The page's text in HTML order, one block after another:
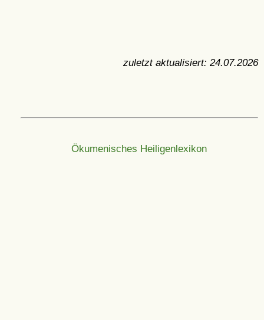
zuletzt aktualisiert: 24.07.2026
Ökumenisches Heiligenlexikon